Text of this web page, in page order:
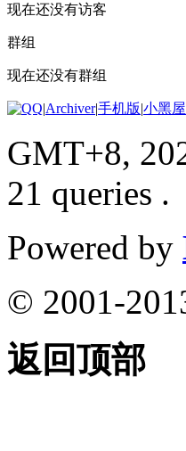
现在还没有访客
群组
现在还没有群组
|Archiver|手机版|小黑屋
GMT+8,
21 queries .
Powered by
© 2001-
返回顶部